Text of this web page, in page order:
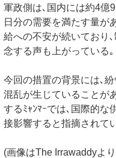
軍政側は､国内には約4億
日分の需要を満たす量が
給への不安が続いており
念する声も上がっている｡
今回の措置の背景には､
混乱が生じていることが
するﾐｬﾝﾏｰでは､国際的な
接影響すると指摘されて
(画像はThe Irrawaddyよ